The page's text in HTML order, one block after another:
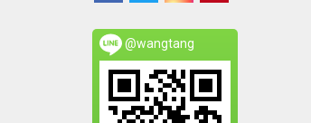
@wangtang